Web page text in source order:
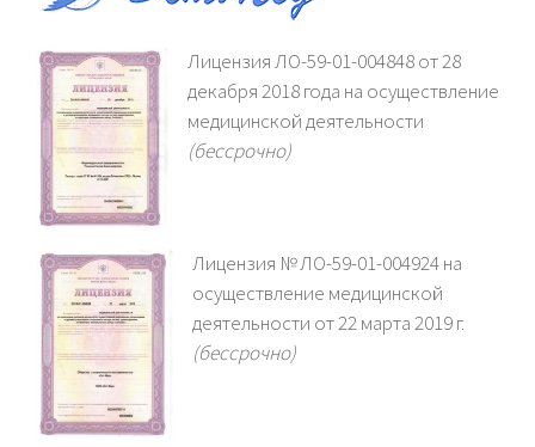
Лицензия ЛО-59-01-004848 от 28
декабря 2018 года на осуществление
медицинской деятельности
(бессрочно)
Лицензия № ЛО-59-01-004924 на
осуществление медицинской
деятельности от 22 марта 2019 г.
(бессрочно)